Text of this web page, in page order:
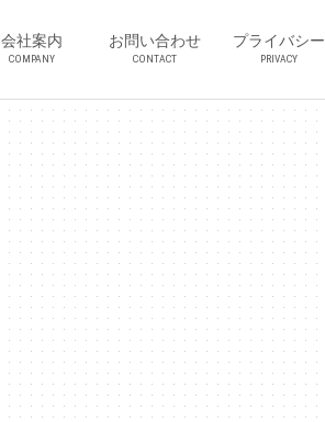
会社案内
COMPANY
お問い合わせ
CONTACT
プライバシー
PRIVACY